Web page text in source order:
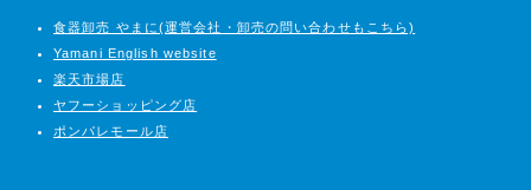
食器卸売 やまに(運営会社・卸売の問い合わせもこちら)
Yamani English website
楽天市場店
ヤフーショッピング店
ポンパレモール店